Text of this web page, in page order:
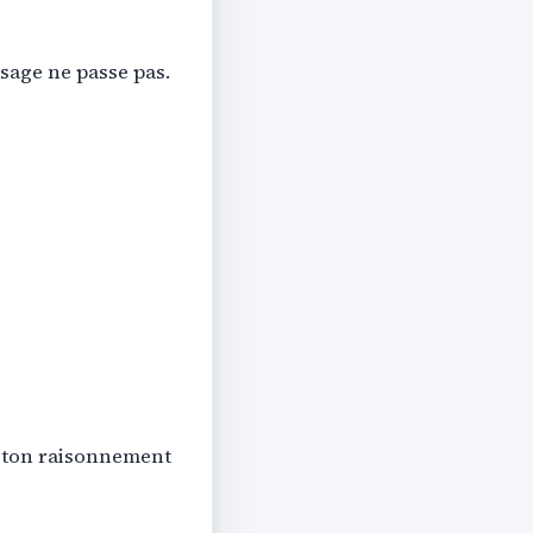
ne passe pas.
raisonnement